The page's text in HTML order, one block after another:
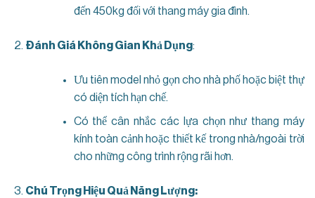
đến 450kg đối với thang máy gia đình.
Đánh Giá Không Gian Khả Dụng:
Ưu tiên model nhỏ gọn cho nhà phố hoặc biệt thự
có diện tích hạn chế.
Có thể cân nhắc các lựa chọn như thang máy
kính toàn cảnh hoặc thiết kế trong nhà/ngoài trời
cho những công trình rộng rãi hơn.
Chú Trọng Hiệu Quả Năng Lượng: